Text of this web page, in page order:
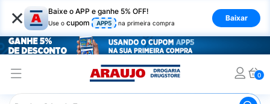
× Baixe o APP e ganhe 5% OFF!
Use o cupom APP5 na primeira compra
Baixar
0